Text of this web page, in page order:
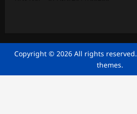
Copyright © 2026 All rights reserved.
themes.